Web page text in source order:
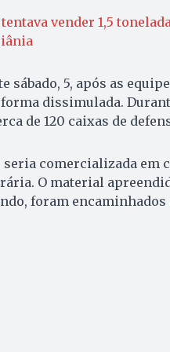
vender 1,5
sábado, 5, após as
dissimulada.
de 120 caixas de
seria comercializada em
O material
foram encaminhados